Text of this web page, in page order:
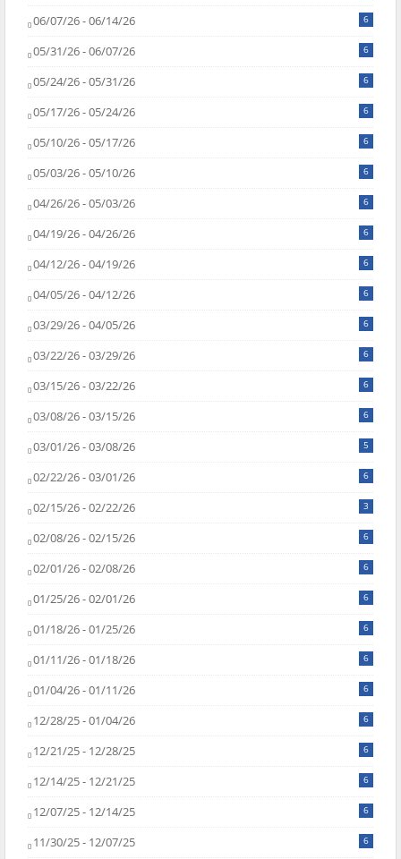
06/07/26 - 06/14/26 6
05/31/26 - 06/07/26 6
05/24/26 - 05/31/26 6
05/17/26 - 05/24/26 6
05/10/26 - 05/17/26 6
05/03/26 - 05/10/26 6
04/26/26 - 05/03/26 6
04/19/26 - 04/26/26 6
04/12/26 - 04/19/26 6
04/05/26 - 04/12/26 6
03/29/26 - 04/05/26 6
03/22/26 - 03/29/26 6
03/15/26 - 03/22/26 6
03/08/26 - 03/15/26 6
03/01/26 - 03/08/26 5
02/22/26 - 03/01/26 6
02/15/26 - 02/22/26 3
02/08/26 - 02/15/26 6
02/01/26 - 02/08/26 6
01/25/26 - 02/01/26 6
01/18/26 - 01/25/26 6
01/11/26 - 01/18/26 6
01/04/26 - 01/11/26 6
12/28/25 - 01/04/26 6
12/21/25 - 12/28/25 6
12/14/25 - 12/21/25 6
12/07/25 - 12/14/25 6
11/30/25 - 12/07/25 6